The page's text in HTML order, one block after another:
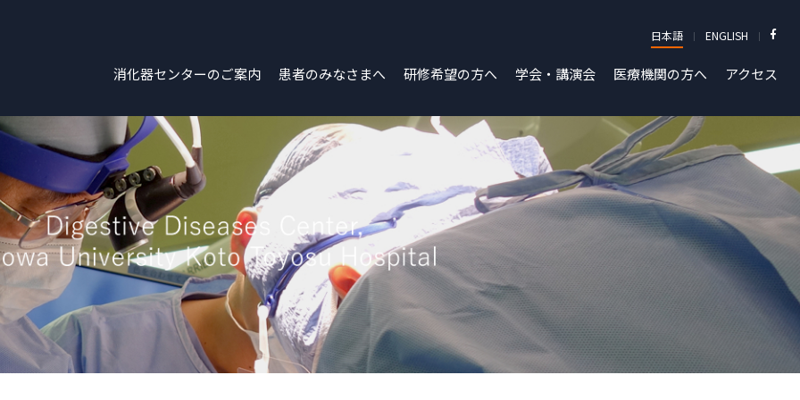
日本語 ENGLISH
消化器センターのご案内 患者のみなさまへ 研修希望の方へ 学会・講演会 医療機関の方へ アクセス